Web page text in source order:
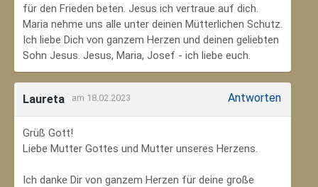
für den Frieden beten. Jesus ich vertraue auf dich.
Maria nehme uns alle unter deinen Mütterlichen Schutz.
Ich liebe Dich von ganzem Herzen und deinen geliebten
Sohn Jesus. Jesus, Maria, Josef - ich liebe euch.
Laureta am 18.02.2023 Antworten
Grüß Gott!
Liebe Mutter Gottes und Mutter unseres Herzens.
Ich danke Dir von ganzem Herzen für deine große